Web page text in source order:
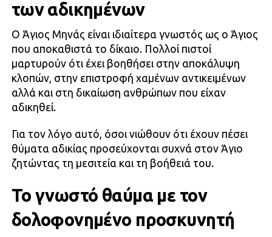
των αδικημένων
Ο Άγιος Μηνάς είναι ιδιαίτερα γνωστός ως ο Άγιος
που αποκαθιστά το δίκαιο. Πολλοί πιστοί
μαρτυρούν ότι έχει βοηθήσει στην αποκάλυψη
κλοπών, στην επιστροφή χαμένων αντικειμένων
αλλά και στη δικαίωση ανθρώπων που είχαν
αδικηθεί.
Για τον λόγο αυτό, όσοι νιώθουν ότι έχουν πέσει
θύματα αδικίας προσεύχονται συχνά στον Άγιο
ζητώντας τη μεσιτεία και τη βοήθειά του.
Το γνωστό θαύμα με τον
δολοφονημένο προσκυνητή